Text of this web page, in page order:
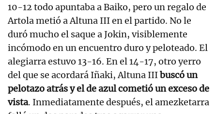
10-12 todo apuntaba a Baiko, pero un regalo de
Artola metió a Altuna III en el partido. No le
duró mucho el saque a Jokin, visiblemente
incómodo en un encuentro duro y peloteado. El
alegiarra estuvo 13-16. En el 14-17, otro yerro
del que se acordará Iñaki, Altuna IIIbuscó un
pelotazo atrás y el de azul cometió un exceso de
vista. Inmediatamente después, el amezketarra